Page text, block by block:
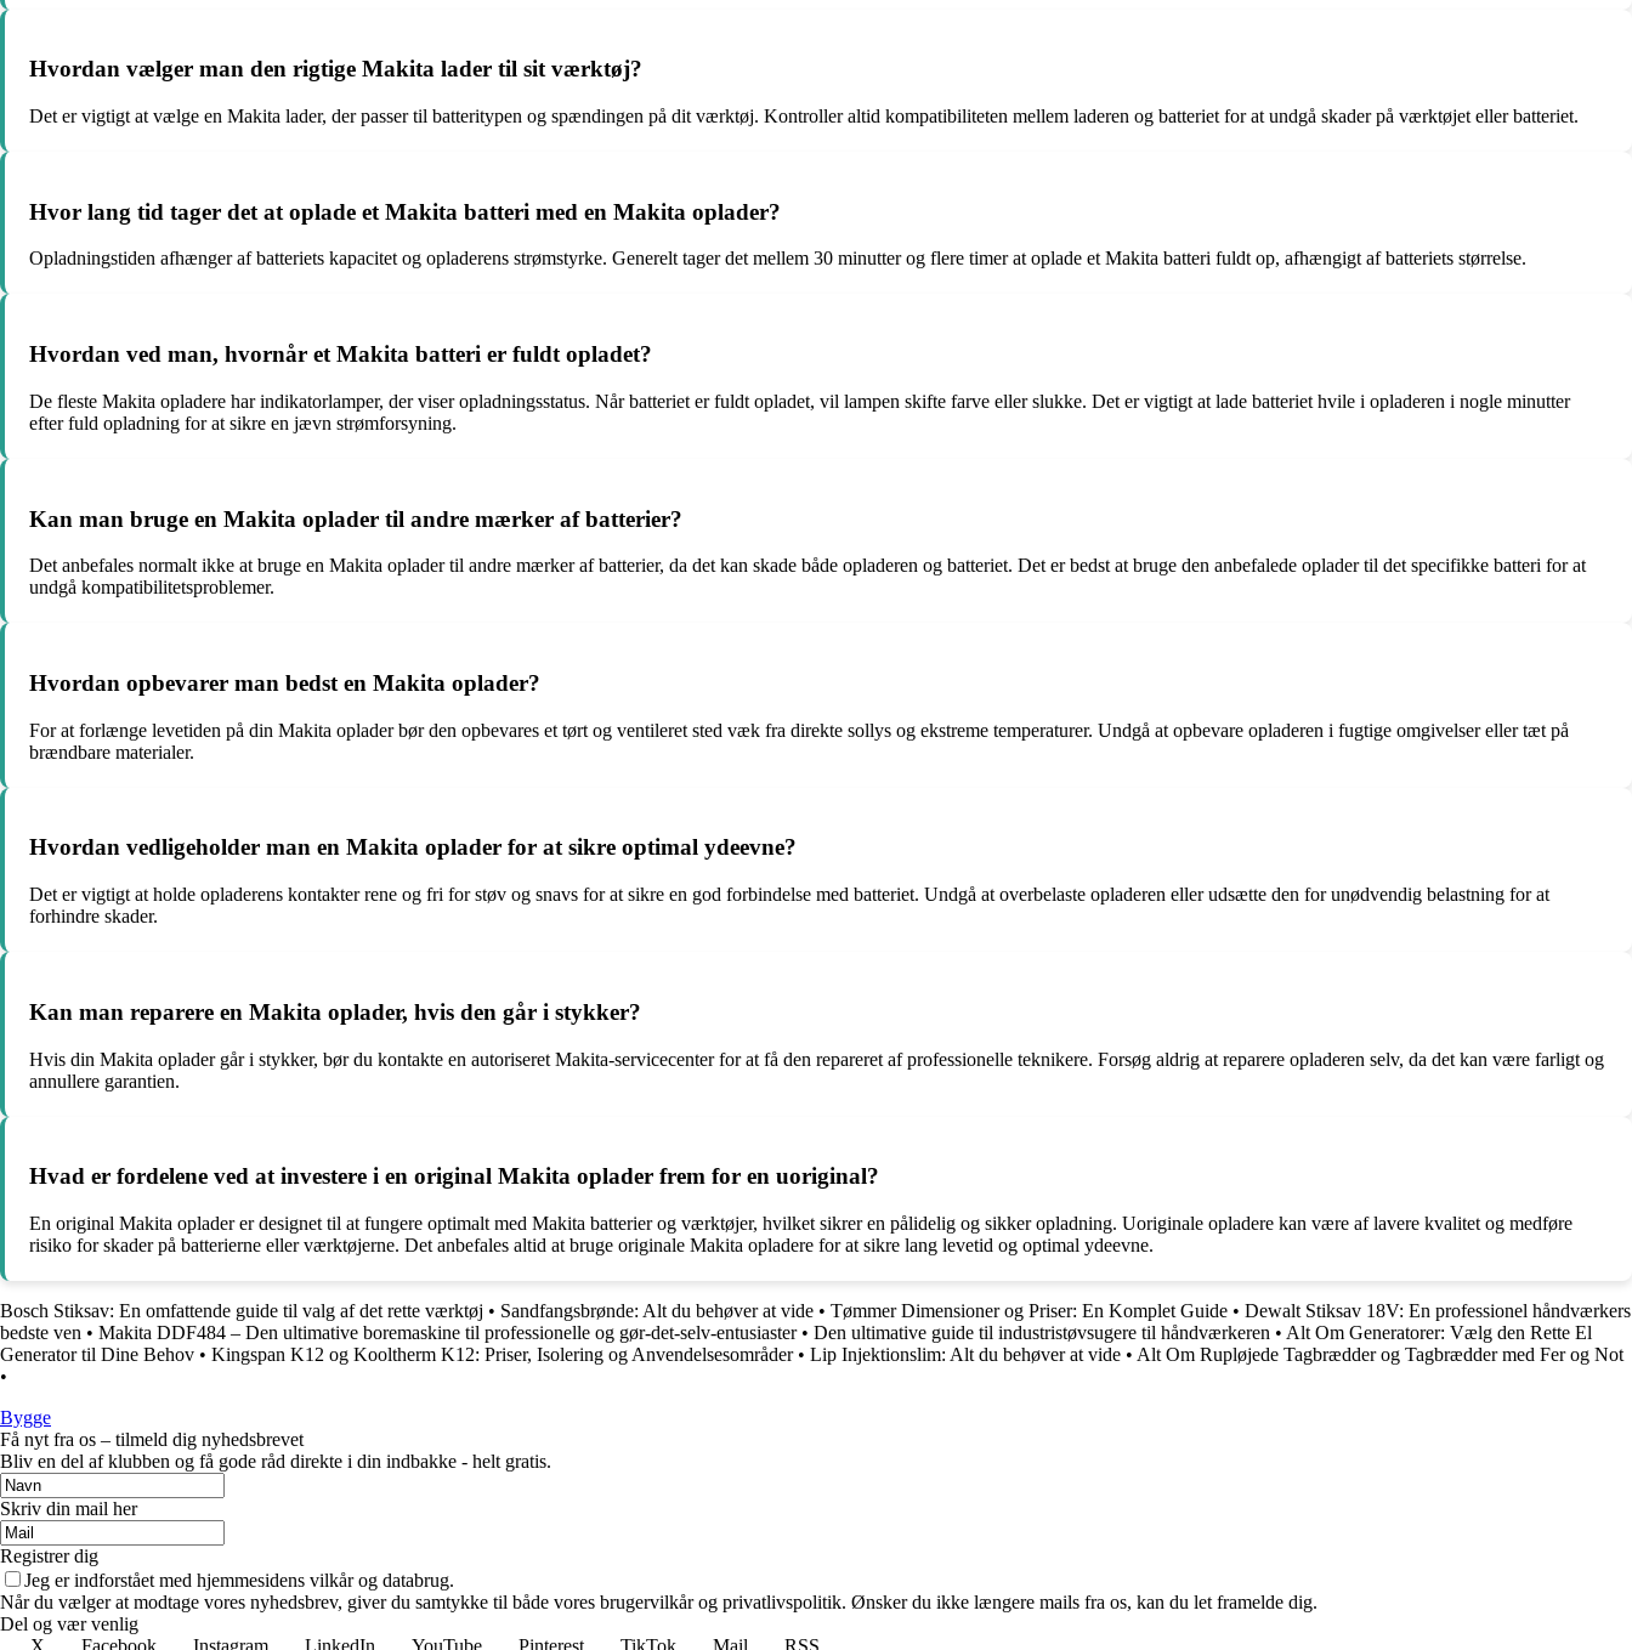
Hvordan vælger man den rigtige Makita lader til sit værktøj?
Det er vigtigt at vælge en Makita lader, der passer til batteritypen og spændingen på dit værktøj. Kontroller altid kompatibiliteten mellem laderen og batteriet for at undgå skader på værktøjet eller batteriet.
Hvor lang tid tager det at oplade et Makita batteri med en Makita oplader?
Opladningstiden afhænger af batteriets kapacitet og opladerens strømstyrke. Generelt tager det mellem 30 minutter og flere timer at oplade et Makita batteri fuldt op, afhængigt af batteriets størrelse.
Hvordan ved man, hvornår et Makita batteri er fuldt opladet?
De fleste Makita opladere har indikatorlamper, der viser opladningsstatus. Når batteriet er fuldt opladet, vil lampen skifte farve eller slukke. Det er vigtigt at lade batteriet hvile i opladeren i nogle minutter
efter fuld opladning for at sikre en jævn strømforsyning.
Kan man bruge en Makita oplader til andre mærker af batterier?
Det anbefales normalt ikke at bruge en Makita oplader til andre mærker af batterier, da det kan skade både opladeren og batteriet. Det er bedst at bruge den anbefalede oplader til det specifikke batteri for at
undgå kompatibilitetsproblemer.
Hvordan opbevarer man bedst en Makita oplader?
For at forlænge levetiden på din Makita oplader bør den opbevares et tørt og ventileret sted væk fra direkte sollys og ekstreme temperaturer. Undgå at opbevare opladeren i fugtige omgivelser eller tæt på
brændbare materialer.
Hvordan vedligeholder man en Makita oplader for at sikre optimal ydeevne?
Det er vigtigt at holde opladerens kontakter rene og fri for støv og snavs for at sikre en god forbindelse med batteriet. Undgå at overbelaste opladeren eller udsætte den for unødvendig belastning for at
forhindre skader.
Kan man reparere en Makita oplader, hvis den går i stykker?
Hvis din Makita oplader går i stykker, bør du kontakte en autoriseret Makita-servicecenter for at få den repareret af professionelle teknikere. Forsøg aldrig at reparere opladeren selv, da det kan være farligt og
annullere garantien.
Hvad er fordelene ved at investere i en original Makita oplader frem for en uoriginal?
En original Makita oplader er designet til at fungere optimalt med Makita batterier og værktøjer, hvilket sikrer en pålidelig og sikker opladning. Uoriginale opladere kan være af lavere kvalitet og medføre
risiko for skader på batterierne eller værktøjerne. Det anbefales altid at bruge originale Makita opladere for at sikre lang levetid og optimal ydeevne.
Bosch Stiksav: En omfattende guide til valg af det rette værktøj • Sandfangsbrønde: Alt du behøver at vide • Tømmer Dimensioner og Priser: En Komplet Guide • Dewalt Stiksav 18V: En professionel håndværkers
bedste ven • Makita DDF484 – Den ultimative boremaskine til professionelle og gør-det-selv-entusiaster• Den ultimative guide til industristøvsugere til håndværkeren • Alt Om Generatorer: Vælg den Rette El
Generator til Dine Behov • Kingspan K12 og Kooltherm K12: Priser, Isolering og Anvendelsesområder• Lip Injektionslim: Alt du behøver at vide • Alt Om Rupløjede Tagbrædder og Tagbrædder med Fer og Not
•
Bygge
Få nyt fra os – tilmeld dig nyhedsbrevet
Bliv en del af klubben og få gode råd direkte i din indbakke - helt gratis.
Skriv din mail her
Registrer dig
Jeg er indforstået med hjemmesidens vilkår og databrug.
Når du vælger at modtage vores nyhedsbrev, giver du samtykke til både vores brugervilkår og privatlivspolitik. Ønsker du ikke længere mails fra os, kan du let framelde dig.
Del og vær venlig
X
Facebook Instagram LinkedIn YouTube Pinterest TikTok Mail RSS